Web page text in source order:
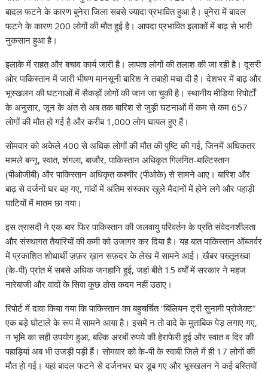
s
A
p
p
b
o
o
k
gr
a
e
dI
e
st
di
t
p
c
at
y
Li
k
e
बादल फटने के कारण बुनेरा जिला सबसे ज्यादा प्रभावित हुआ है। बुनेरा में बादल
फटने के कारण 200 लोगों की मौत हुई है। आपदा प्रभावित इलाकों में बाढ़ से भारी
नुकसान हुआ है।
इलाके में राहत और बचाव कार्य जारी है। लापता लोगों की तलाश की जा रही है। दूसरी
ओर पाकिस्तान में जारी भीषण मानसूनी बारिश ने तबाही मचा दी है। देशभर में बाढ़ और
भूस्खलन की घटनाओं में सैकड़ों लोगों की जान जा चुकी है। स्थानीय मीडिया रिपोर्टों
के अनुसार, जून के अंत से अब तक बारिश से जुड़ी घटनाओं में कम से कम 657
लोगों की मौत हो गई है और करीब 1,000 लोग घायल हुए हैं।
सोमवार को अकेले 400 से अधिक लोगों की मौत की पुष्टि की गई, जिनमें अधिकतर
मामले बन्नू, स्वात, शंगला, बाजौर, पाकिस्तान अधिकृत गिलगित-बाल्टिस्तान
(पीओजीबी) और पाकिस्तान अधिकृत कश्मीर (पीओके) से सामने आए। बारिश और
बाढ़ से दर्जनों घर बह गए, गांवों में अंतिम संस्कार खुले मैदानों में होने लगे और पहाड़ी
घाटियों में मातम छा गया।
इस त्रासदी ने एक बार फिर पाकिस्तान की जलवायु परिवर्तन के प्रति संवेदनशीलता
और संस्थागत तैयारियों की कमी को उजागर कर दिया है। यह बात पाकिस्तान ऑब्जर्वर
में प्रकाशित शोधार्थी ज़फ़र ख़ान सफ़दर के लेख में सामने आई। खैबर पख्तूनख्वा
(के-पी) प्रांत में सबसे अधिक जनहानि हुई, जहां बीते 15 वर्षों में सरकार ने महज
नारेबाजी और वादों के सिवा कुछ ठोस कदम नहीं उठाए।
रिपोर्ट में दावा किया गया कि पाकिस्तान का बहुचर्चित “बिलियन ट्री सुनामी प्रोजेक्ट”
एक बड़े घोटाले के रूप में सामने आया है। इसमें न तो वादे के मुताबिक पेड़ लगाए गए,
न भूमि का सही उपयोग हुआ, बल्कि अरबों रुपये की हेराफेरी हुई और स्वात व दिर की
पहाड़ियां अब भी उजड़ी पड़ी हैं। सोमवार को के-पी के स्वाबी जिले में ही 17 लोगों की
मौत हो गई। यहां बादल फटने से दर्जनभर घर डूब गए और भूस्खलन ने कई बस्तियों